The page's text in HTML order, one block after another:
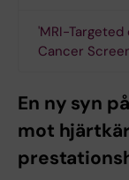
'MRI-
Cancer
En ny syn
mot